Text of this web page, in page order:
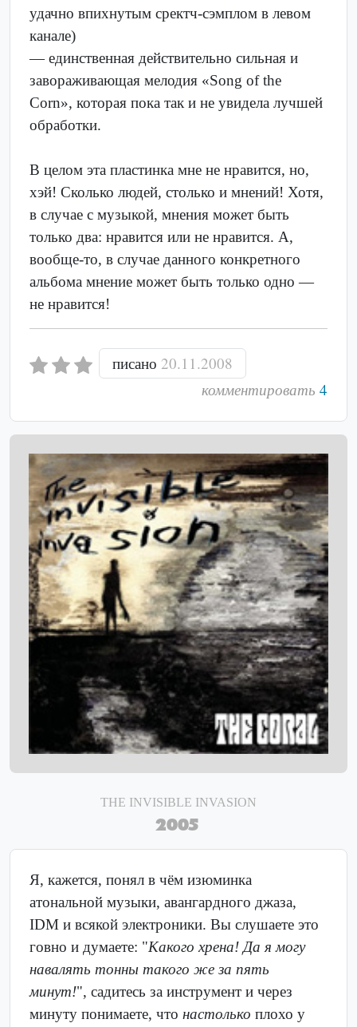
удачно впихнутым сректч-сэмплом в левом
канале)
— единственная действительно сильная и
завораживающая мелодия «Song of the
Corn», которая пока так и не увидела лучшей
обработки.
В целом эта пластинка мне не нравится, но,
хэй! Сколько людей, столько и мнений! Хотя,
в случае с музыкой, мнения может быть
только два: нравится или не нравится. А,
вообще-то, в случае данного конкретного
альбома мнение может быть только одно —
не нравится!
писано 20.11.2008
комментировать 4
THE INVISIBLE INVASION
2005
Я, кажется, понял в чём изюминка
атональной музыки, авангардного джаза,
IDM и всякой электроники. Вы слушаете это
говно и думаете: "Какого хрена! Да я могу
навалять тонны такого же за пять
минут!", садитесь за инструмент и через
минуту понимаете, что настолько плохо у